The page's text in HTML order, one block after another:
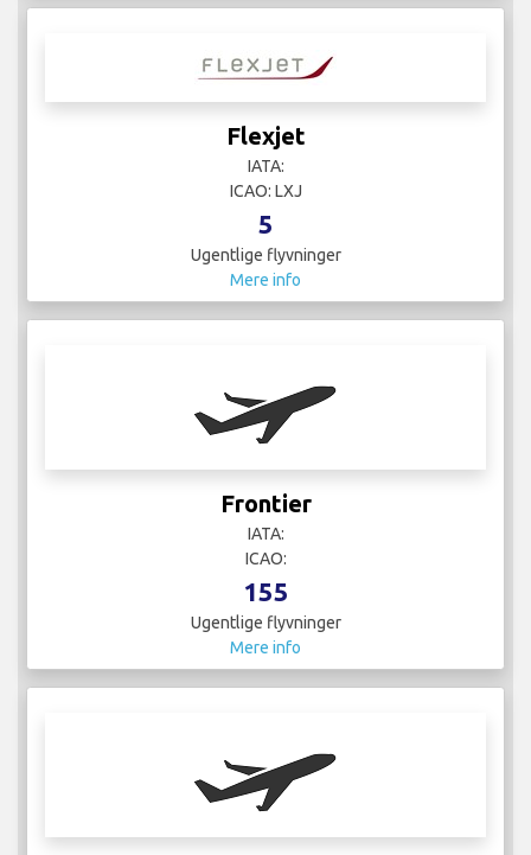
Flexjet
IATA:
ICAO: LXJ
5
Ugentlige flyvninger
Mere info
Frontier
IATA:
ICAO:
155
Ugentlige flyvninger
Mere info